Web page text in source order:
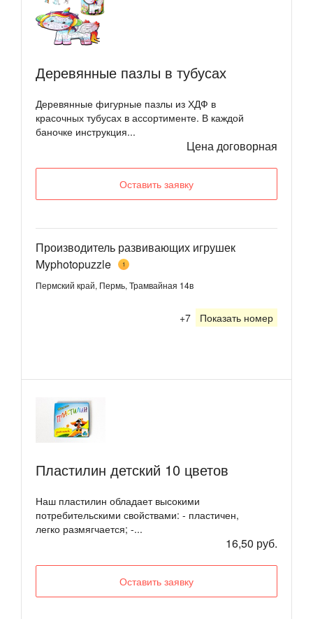
Деревянные пазлы в тубусах
Деревянные фигурные пазлы из ХДФ в
красочных тубусах в ассортименте. В каждой
баночке инструкция...
Цена договорная
Оставить заявку
Производитель развивающих игрушек
Myphotopuzzle
1
Пермский край, Пермь, Трамвайная 14в
+7 Показать номер
Пластилин детский 10 цветов
Наш пластилин обладает высокими
потребительскими свойствами: - пластичен,
легко размягчается; -...
16,50 руб.
Оставить заявку